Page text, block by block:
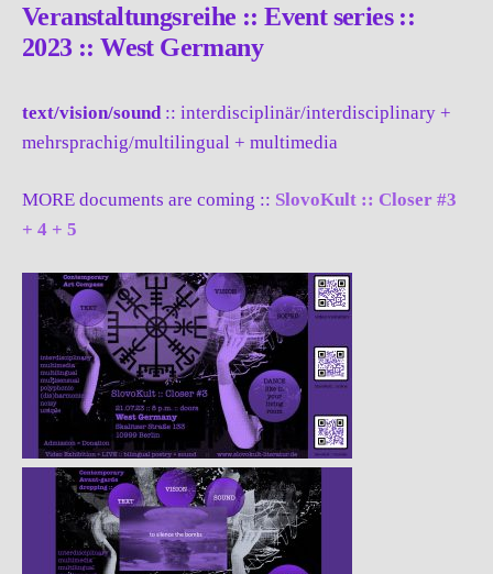
Veranstaltungsreihe :: Event series ::
2023 :: West Germany
text/vision/sound:: interdisciplinär/interdisciplinary +
mehrsprachig/multilingual + multimedia
MORE documents are coming :: SlovoKult :: Closer #3
+ 4 + 5